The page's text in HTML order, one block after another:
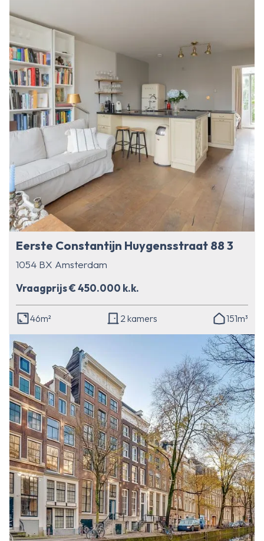
Eerste Constantijn Huygensstraat 88 3
1054 BX Amsterdam
Vraagprijs € 450.000 k.k.
46m² 2 kamers 151m³